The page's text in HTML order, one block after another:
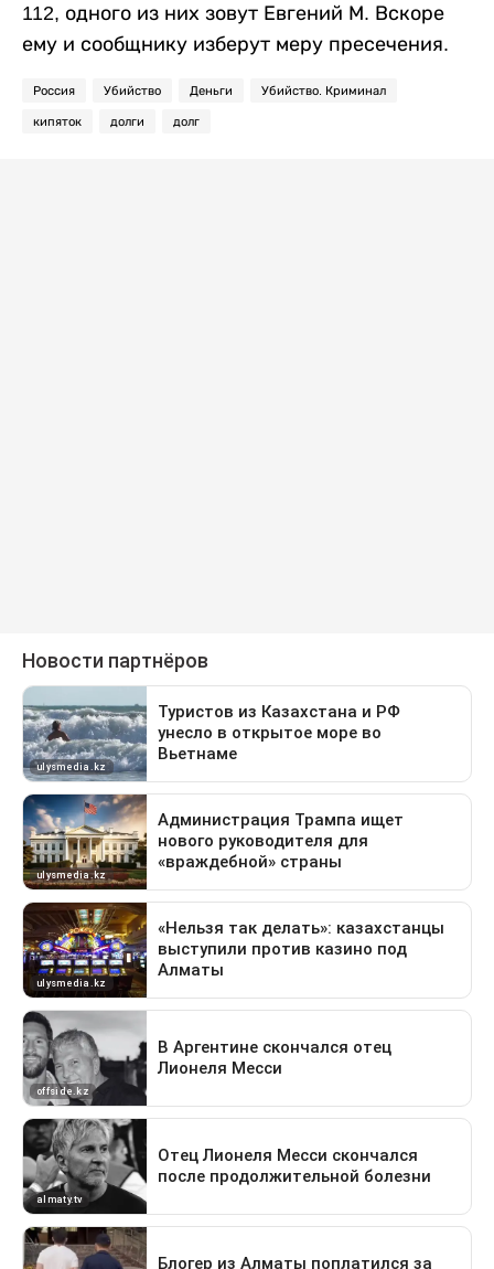
112, одного из них зовут Евгений М. Вскоре
ему и сообщнику изберут меру пресечения.
Россия Убийство Деньги Убийство. Криминал
кипяток долги долг